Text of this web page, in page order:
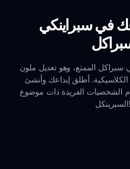
في سبراينكي
الممتع، وهو تعديل ملون
أطلق إبداعك وأنشئ
الشخصيات الفريدة ذات موضوع
السبرينكل!